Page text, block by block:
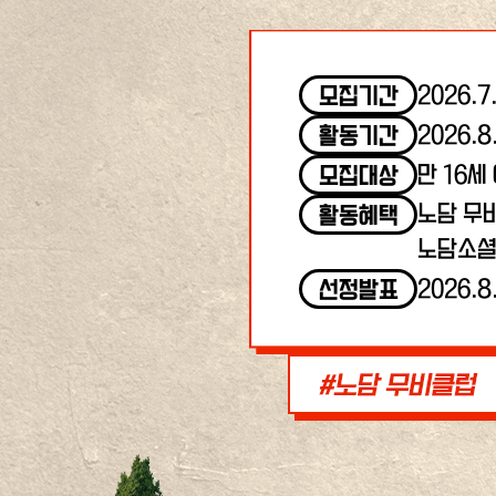
모집기간
활동기간
모집대상
만 16세
활동혜택
노담 무
노담소
선정발표